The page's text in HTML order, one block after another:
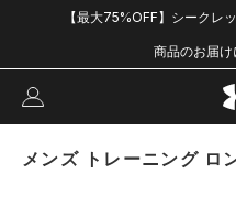
【最大75%OFF】シークレ
商品のお届
メンズ トレーニング ロ